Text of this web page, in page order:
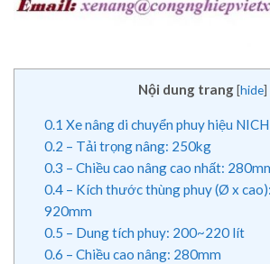
Nội dung trang [hide]
0.1 Xe nâng di chuyển phuy hiệu
0.2 – Tải trọng nâng: 250kg
0.3 – Chiều cao nâng cao nhất:
0.4– Kích thước thùng phuy (Ø x
920mm
0.5 – Dung tích phuy: 200~220 lít
0.6 – Chiều cao nâng: 280mm